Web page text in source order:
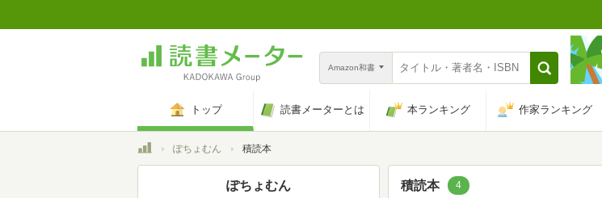
Amazon和書
トップ 読書メーターとは 本ランキング 作家ランキング
トップぽちょむん 積読本
積読本 4
ぽちょむん